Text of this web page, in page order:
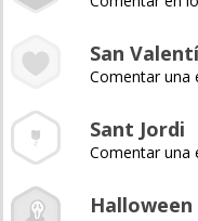
San
Comentar una
Sant Jordi
Comentar una
Halloween